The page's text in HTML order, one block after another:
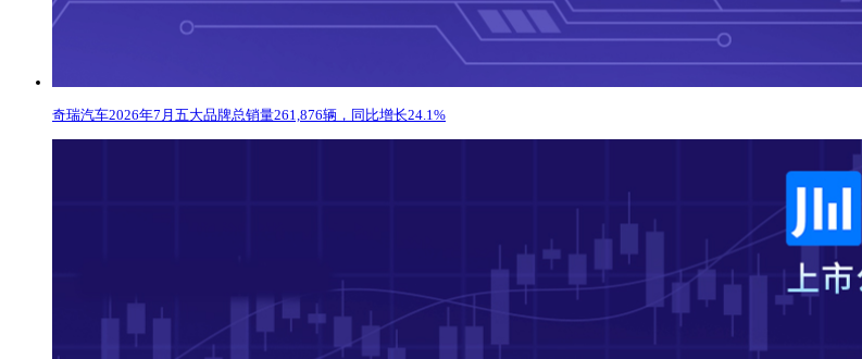
奇瑞汽车2026年7月五大品牌总销量261,876辆，同比增长24.1%